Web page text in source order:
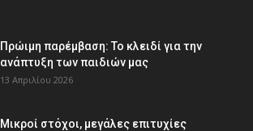
Πρώιμη παρέμβαση: Το κλειδί για την
ανάπτυξη των παιδιών µας
13 Απριλίου 2026
Μικροί στόχοι, μεγάλες επιτυχίες